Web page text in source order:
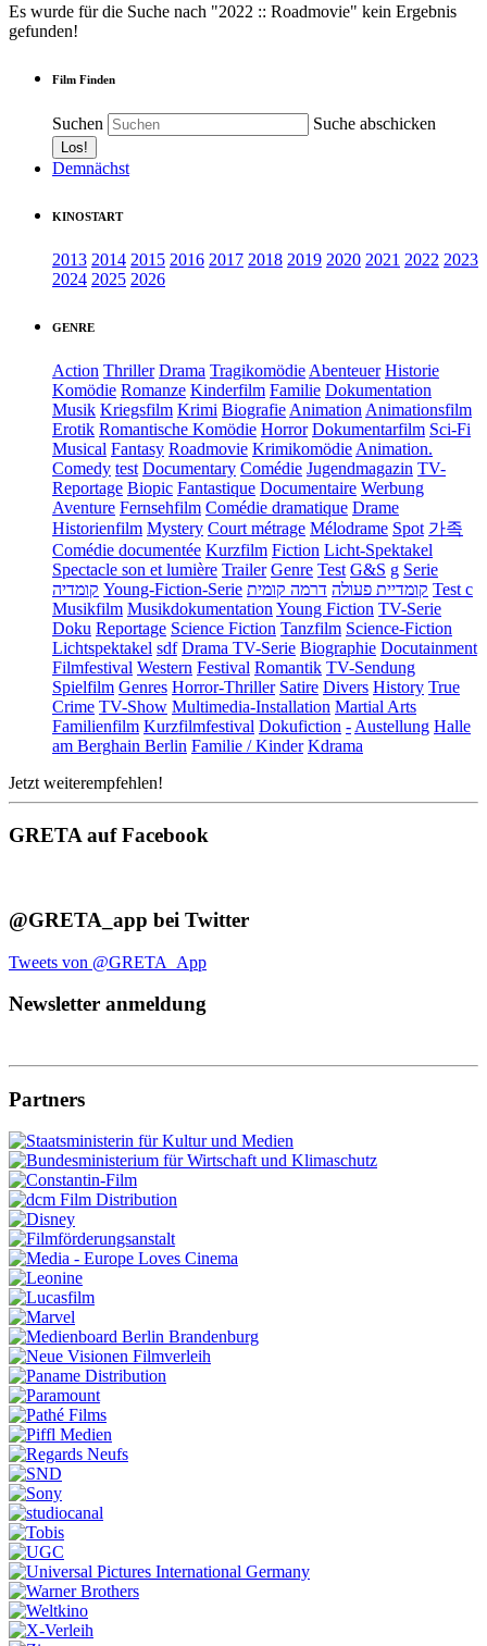
Es wurde für die Suche nach "2022 :: Roadmovie" kein Ergebnis
gefunden!
Film Finden
Suchen Suche abschicken
Demnächst
KINOSTART
2013 2014 2015 2016 2017 2018 2019 2020 2021 2022 2023
2024 2025 2026
GENRE
Action Thriller Drama Tragikomödie Abenteuer Historie
Komödie Romanze Kinderfilm Familie Dokumentation
Musik Kriegsfilm Krimi Biografie Animation Animationsfilm
Erotik Romantische Komödie Horror Dokumentarfilm Sci-Fi
Musical Fantasy Roadmovie Krimikomödie Animation.
Comedy test Documentary Comédie Jugendmagazin TV-
Reportage Biopic Fantastique Documentaire Werbung
Aventure Fernsehfilm Comédie dramatique Drame
Historienfilm Mystery Court métrage Mélodrame Spot 가족
Comédie documentée Kurzfilm Fiction Licht-Spektakel
Spectacle son et lumière Trailer Genre Test G&S g Serie
קומדיה Young-Fiction-Serie קומדיית פעולה דרמה קומית
Test c
Musikfilm Musikdokumentation Young Fiction TV-Serie
Doku Reportage Science Fiction Tanzfilm Science-Fiction
Lichtspektakel sdf Drama TV-Serie Biographie Docutainment
Filmfestival Western Festival Romantik TV-Sendung
Spielfilm Genres Horror-Thriller Satire Divers History True
Crime TV-Show Multimedia-Installation Martial Arts
Familienfilm Kurzfilmfestival Dokufiction - Austellung Halle
am Berghain Berlin Familie / Kinder Kdrama
Jetzt weiterempfehlen!
GRETA auf Facebook
@GRETA_app bei Twitter
Tweets von @GRETA_App
Newsletter anmeldung
Partners